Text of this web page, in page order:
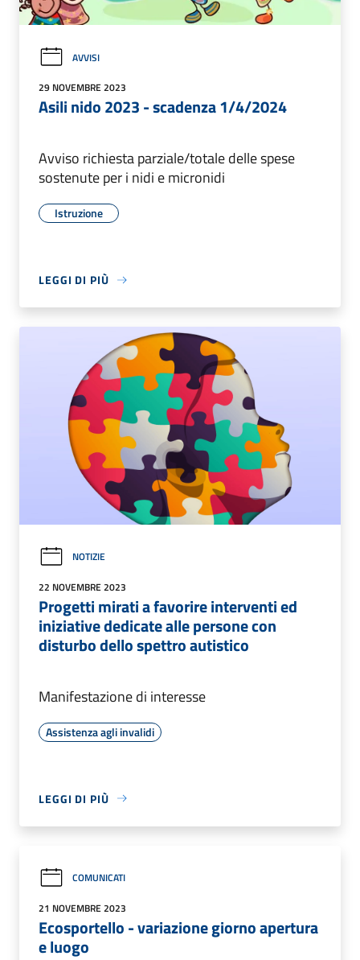
AVVISI
29 NOVEMBRE 2023
Asili nido 2023 - scadenza 1/4/2024
Avviso richiesta parziale/totale delle spese
sostenute per i nidi e micronidi
Istruzione
LEGGI DI PIÙ
NOTIZIE
22 NOVEMBRE 2023
Progetti mirati a favorire interventi ed
iniziative dedicate alle persone con
disturbo dello spettro autistico
Manifestazione di interesse
Assistenza agli invalidi
LEGGI DI PIÙ
COMUNICATI
21 NOVEMBRE 2023
Ecosportello - variazione giorno apertura
e luogo